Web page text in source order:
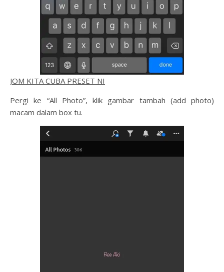
JOM KITA CUBA PRESET NI
Pergi ke “All Photo”, klik gambar tambah (add photo)
macam dalam box tu.